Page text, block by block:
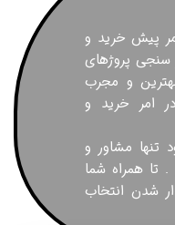
در امر پیش خرید و
پروژهای
و مجرب
امر خرید و
تنها مشاور و
تا همراه شما
شدن انتخاب